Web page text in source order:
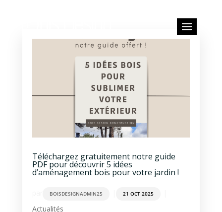
Téléchargez gratuitement notre guide
PDF pour découvrir 5 idées
d’aménagement bois pour votre jardin !
BOISDESIGNADMIN25 21 OCT 2025
Actualités